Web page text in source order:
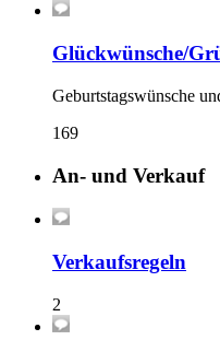
Glückwünsche/
Geburtstagswünsche
169
An- und Verkauf
Verkaufsregeln
2